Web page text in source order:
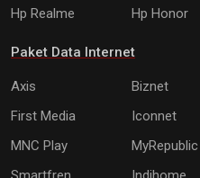
Hp Realme
Hp Honor
Paket Data Internet
Axis Biznet
First Media
Iconnet
MNC Play
MyRepublic